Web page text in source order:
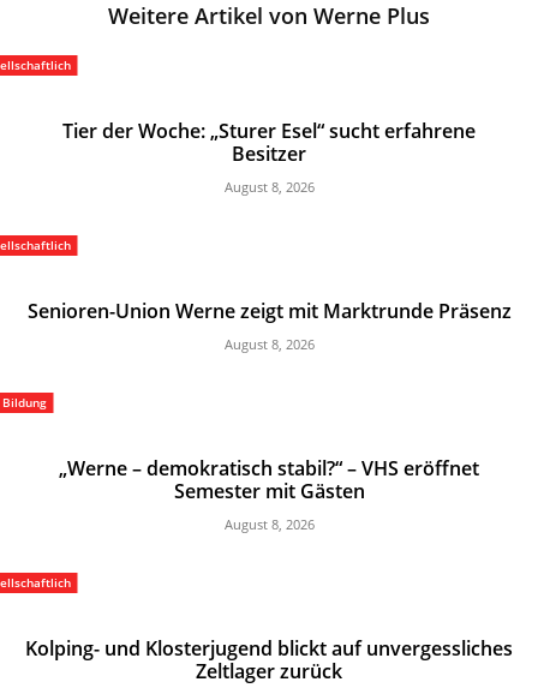
Weitere Artikel von Werne Plus
Tier der Woche: „Sturer Esel“ sucht erfahrene
Besitzer
August 8, 2026
Senioren-Union Werne zeigt mit Marktrunde Präsenz
August 8, 2026
Bildung
„Werne – demokratisch stabil?“ – VHS eröffnet
Semester mit Gästen
August 8, 2026
Kolping- und Klosterjugend blickt auf unvergessliches
Zeltlager zurück